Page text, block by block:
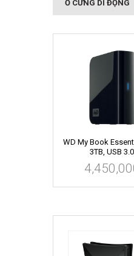
Ổ CỨNG DI ĐỘNG
WD My Book
3TB, USB 3.0